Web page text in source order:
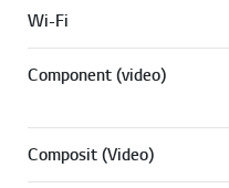
Wi-Fi
Component (video)
Composit (Video)